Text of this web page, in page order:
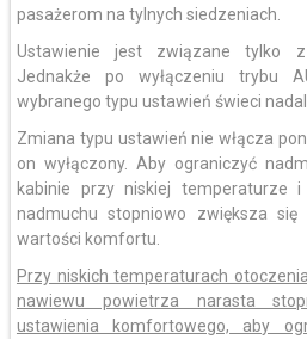
pasażerom na tylnych siedzeniach.
Ustawienie jest związane tylko z
Jednakże po wyłączeniu trybu
wybranego typu ustawień świeci nadal.
Zmiana typu ustawień nie włącza
on wyłączony. Aby ograniczyć
kabinie przy niskiej temperaturze
nadmuchu stopniowo zwiększa
wartości komfortu.
Przy niskich temperaturach
nawiewu powietrza narasta
ustawienia komfortowego, aby